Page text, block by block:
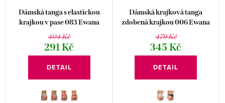
Dámská tanga s elastickou
krajkou v pase 083 Ewana
404 Kč
291 Kč
DETAIL
Dámská krajková tanga
zdobená krajkou 006 Ewana
479 Kč
345 Kč
DETAIL